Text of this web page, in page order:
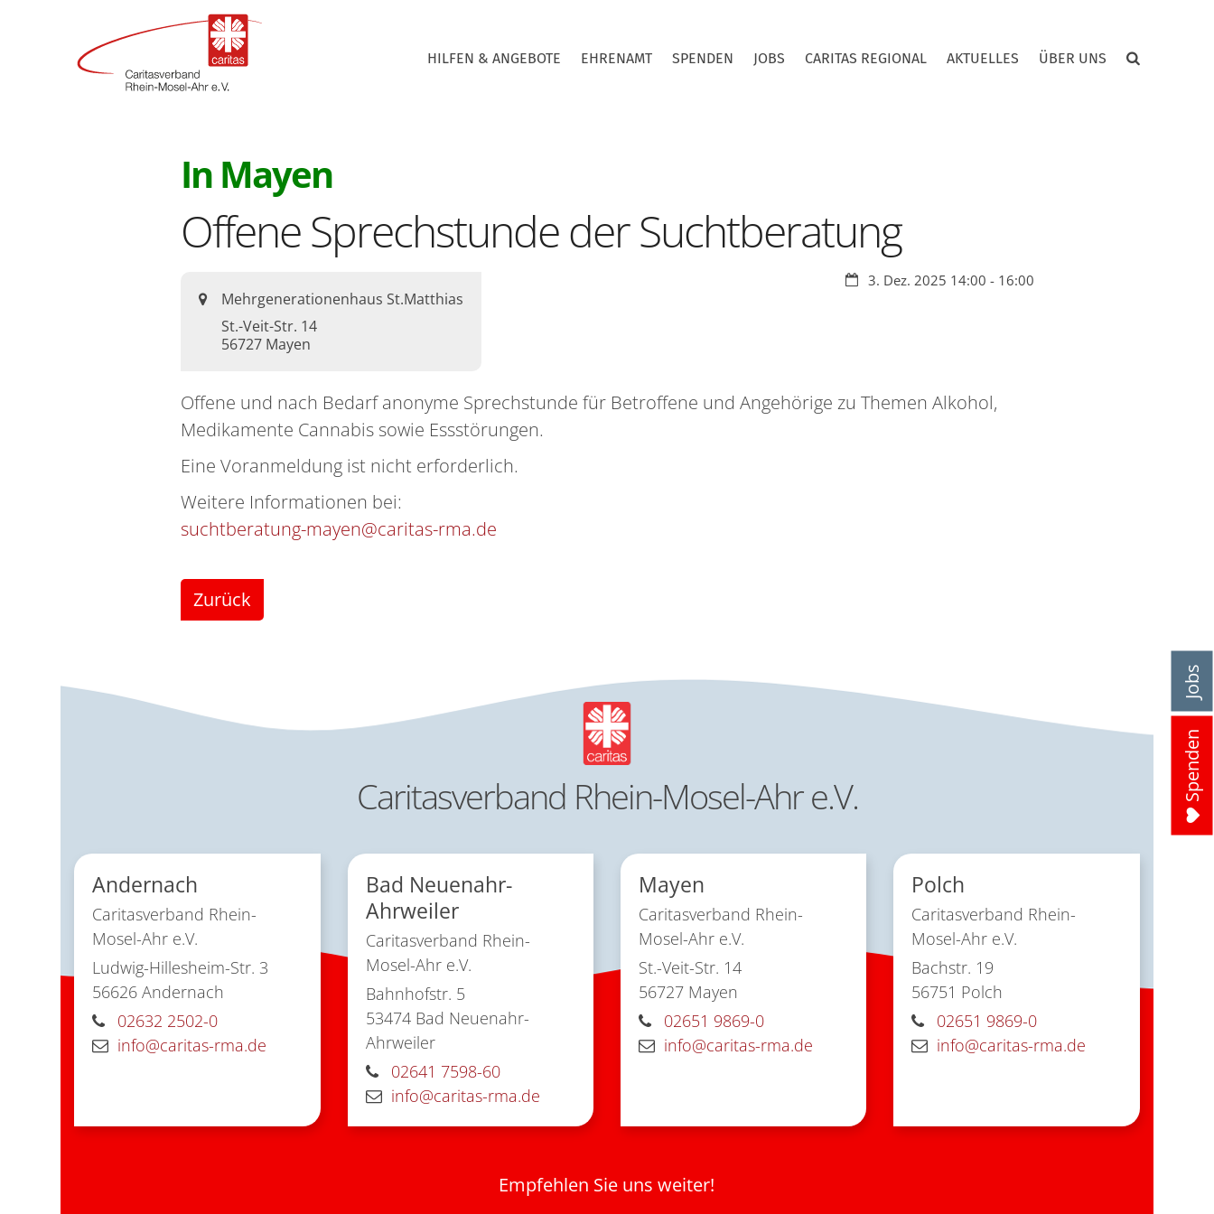
HILFEN & ANGEBOTE EHRENAMT SPENDEN JOBS CARITAS REGIONAL AKTUELLES ÜBER UNS
In Mayen:
Offene Sprechstunde der Suchtberatung
Datum:3. Dez. 2025 14:00 - 16:00
Ort:Mehrgenerationenhaus St.Matthias
St.-Veit-Str. 14
56727Mayen
Offene und nach Bedarf anonyme Sprechstunde für Betroffene und Angehörige zu Themen Alkohol,
Medikamente Cannabis sowie Essstörungen.
Eine Voranmeldung ist nicht erforderlich.
Weitere Informationen bei:
suchtberatung-mayen@caritas-rma.de
Zurück
Spenden
Jobs
Caritasverband Rhein-Mosel-Ahr e.V.
Andernach
Caritasverband Rhein-
Mosel-Ahr e.V.
Ludwig-Hillesheim-Str. 3
56626 Andernach
02632 2502-0
info@caritas-rma.de
Bad Neuenahr-
Ahrweiler
Caritasverband Rhein-
Mosel-Ahr e.V.
Bahnhofstr. 5
53474 Bad Neuenahr-
Ahrweiler
02641 7598-60
info@caritas-rma.de
Mayen
Caritasverband Rhein-
Mosel-Ahr e.V.
St.-Veit-Str. 14
56727 Mayen
02651 9869-0
info@caritas-rma.de
Polch
Caritasverband Rhein-
Mosel-Ahr e.V.
Bachstr. 19
56751 Polch
02651 9869-0
info@caritas-rma.de
Empfehlen Sie uns weiter!